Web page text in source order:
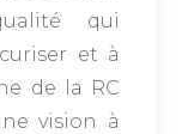
qui
et à
de la RC
vision à